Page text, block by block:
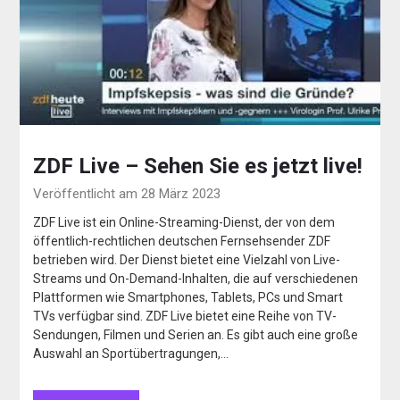
ZDF Live – Sehen Sie es jetzt live!
Veröffentlicht am 28 März 2023
ZDF Live ist ein Online-Streaming-Dienst, der von dem
öffentlich-rechtlichen deutschen Fernsehsender ZDF
betrieben wird. Der Dienst bietet eine Vielzahl von Live-
Streams und On-Demand-Inhalten, die auf verschiedenen
Plattformen wie Smartphones, Tablets, PCs und Smart
TVs verfügbar sind. ZDF Live bietet eine Reihe von TV-
Sendungen, Filmen und Serien an. Es gibt auch eine große
Auswahl an Sportübertragungen,…